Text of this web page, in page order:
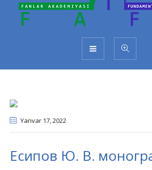
Yanvar 17 , 2022
Есипов Ю. В.